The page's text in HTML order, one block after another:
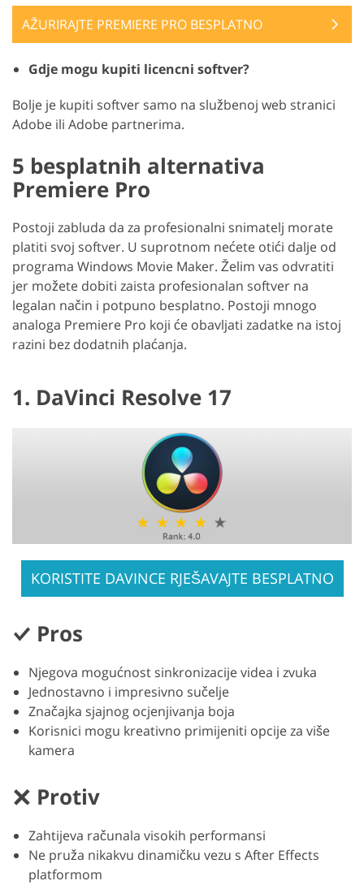
AŽURIRAJTE PREMIERE PRO BESPLATNO
Gdje mogu kupiti licencni softver?
Bolje je kupiti softver samo na službenoj web stranici
Adobe ili Adobe partnerima.
5 besplatnih alternativa
Premiere Pro
Postoji zabluda da za profesionalni snimatelj morate
platiti svoj softver. U suprotnom nećete otići dalje od
programa Windows Movie Maker. Želim vas odvratiti
jer možete dobiti zaista profesionalan softver na
legalan način i potpuno besplatno. Postoji mnogo
analoga Premiere Pro koji će obavljati zadatke na istoj
razini bez dodatnih plaćanja.
1. DaVinci Resolve 17
KORISTITE DAVINCE RJEŠAVAJTE BESPLATNO
Pros
Njegova mogućnost sinkronizacije videa i zvuka
Jednostavno i impresivno sučelje
Značajka sjajnog ocjenjivanja boja
Korisnici mogu kreativno primijeniti opcije za više
kamera
Protiv
Zahtijeva računala visokih performansi
Ne pruža nikakvu dinamičku vezu s After Effects
platformom